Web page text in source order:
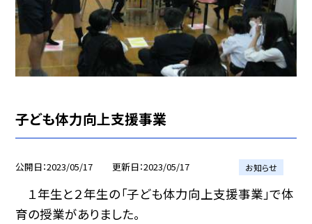
子ども体力向上支援事業
公開日 2023/05/17 更新日 2023/05/17 お知らせ
１年生と２年生の「子ども体力向上支援事業」で体
育の授業がありました。